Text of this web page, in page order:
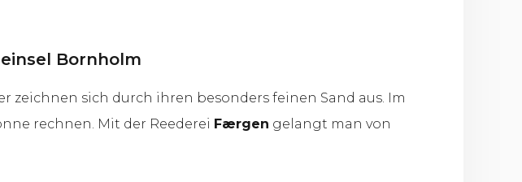
Bornholm
sich durch ihren besonders feinen Sand aus. Im
rechnen. Mit der Reederei Færgen gelangt man von